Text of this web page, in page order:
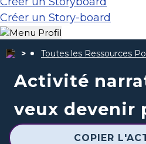
Créer un Story-board
Toutes les Ressources
Activité
veux devenir
COPIER